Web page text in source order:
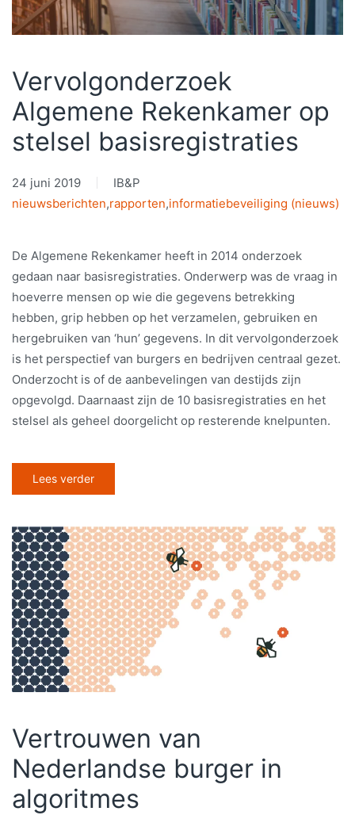
Vervolgonderzoek
Algemene Rekenkamer op
stelsel basisregistraties
24 juni 2019
IB&P
nieuwsberichten,rapporten,informatiebeveiliging (nieuws)
De Algemene Rekenkamer heeft in 2014 onderzoek
gedaan naar basisregistraties. Onderwerp was de vraag in
hoeverre mensen op wie die gegevens betrekking
hebben, grip hebben op het verzamelen, gebruiken en
hergebruiken van ‘hun’ gegevens. In dit vervolgonderzoek
is het perspectief van burgers en bedrijven centraal gezet.
Onderzocht is of de aanbevelingen van destijds zijn
opgevolgd. Daarnaast zijn de 10 basisregistraties en het
stelsel als geheel doorgelicht op resterende knelpunten.
Lees verder
Vertrouwen van
Nederlandse burger in
algoritmes